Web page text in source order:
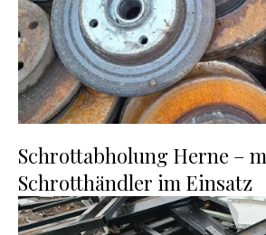
Schrottabholung Herne –
Schrotthändler im Einsatz